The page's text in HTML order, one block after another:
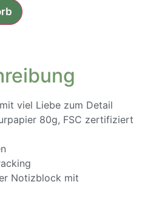
viel Liebe zum Detail
80g, FSC zertifiziert
Notizblock mit